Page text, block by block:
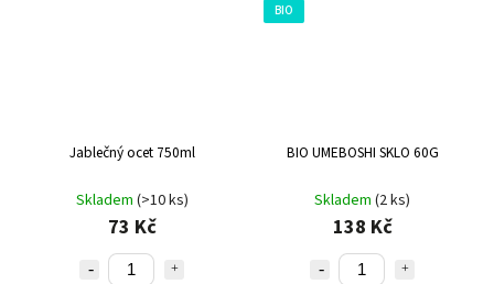
Jablečný ocet 750ml
Skladem (>10 ks)
73 Kč
BIO
BIO UMEBOSHI SKLO 60G
Skladem (2 ks)
138 Kč